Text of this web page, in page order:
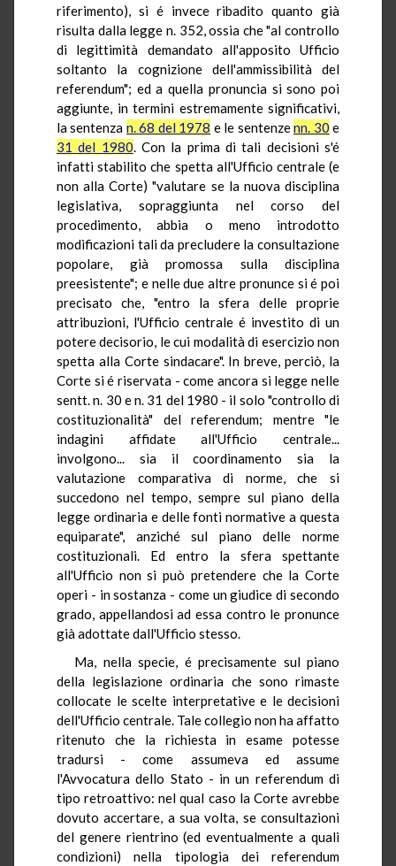
riferimento), si é invece ribadito quanto già
risulta dalla legge n. 352, ossia che "al controllo
di legittimità demandato all'apposito Ufficio
soltanto la cognizione dell'ammissibilità del
referendum"; ed a quella pronuncia si sono poi
aggiunte, in termini estremamente significativi,
la sentenza n. 68 del 1978 e le sentenzenn. 30 e
31 del 1980. Con la prima di tali decisioni s'é
infatti stabilito che spetta all'Ufficio centrale (e
non alla Corte) "valutare se la nuova disciplina
legislativa, sopraggiunta nel corso del
procedimento, abbia o meno introdotto
modificazioni tali da precludere la consultazione
popolare, già promossa sulla disciplina
preesistente"; e nelle due altre pronunce si é poi
precisato che, "entro la sfera delle proprie
attribuzioni, l'Ufficio centrale é investito di un
potere decisorio, le cui modalità di esercizio non
spetta alla Corte sindacare". In breve, perciò, la
Corte si é riservata - come ancora si legge nelle
sentt. n. 30 e n. 31 del 1980 - il solo "controllo di
costituzionalità" del referendum; mentre "le
indagini affidate all'Ufficio centrale...
involgono... sia il coordinamento sia la
valutazione comparativa di norme, che si
succedono nel tempo, sempre sul piano della
legge ordinaria e delle fonti normative a questa
equiparate", anziché sul piano delle norme
costituzionali. Ed entro la sfera spettante
all'Ufficio non si può pretendere che la Corte
operi - in sostanza - come un giudice di secondo
grado, appellandosi ad essa contro le pronunce
già adottate dall'Ufficio stesso.
Ma, nella specie, é precisamente sul piano
della legislazione ordinaria che sono rimaste
collocate le scelte interpretative e le decisioni
dell'Ufficio centrale. Tale collegio non ha affatto
ritenuto che la richiesta in esame potesse
tradursi - come assumeva ed assume
l'Avvocatura dello Stato - in un referendum di
tipo retroattivo: nel qual caso la Corte avrebbe
dovuto accertare, a sua volta, se consultazioni
del genere rientrino (ed eventualmente a quali
condizioni) nella tipologia dei referendum